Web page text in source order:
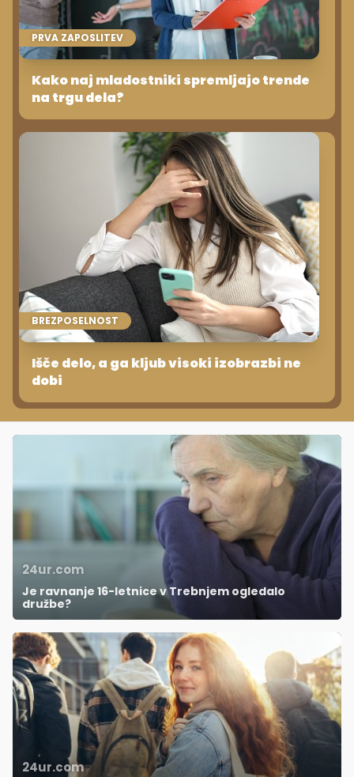
PRVA ZAPOSLITEV
Kako naj mladostniki spremljajo trende
na trgu dela?
BREZPOSELNOST
Išče delo, a ga kljub visoki izobrazbi ne
dobi
24ur.com
Je ravnanje 16-letnice v Trebnjem ogledalo
družbe?
24ur.com